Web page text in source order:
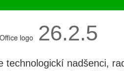
26.2.5
technologickí nadšenci,